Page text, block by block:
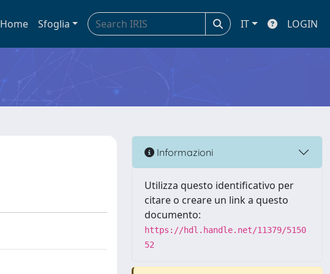
Home Sfoglia IT LOGIN
Informazioni
Utilizza questo identificativo per
citare o creare un link a questo
documento:
https://hdl.handle.net/11379/5150
52